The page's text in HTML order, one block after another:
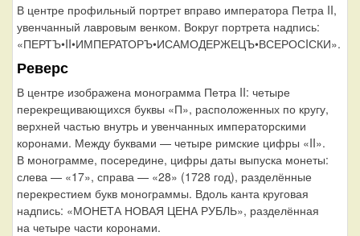
В центре профильный портрет вправо императора Петра II,
увенчанный лавровым венком. Вокруг портрета надпись:
«ПЕРТЪ•II•ИМПЕРАТОРЪ•ИСАМОДЕРЖЕЦЪ•ВСЕРОСIСКИ».
Реверс
В центре изображена монограмма Петра II: четыре
перекрещивающихся буквы «П», расположенных по кругу,
верхней частью внутрь и увенчанных императорскими
коронами. Между буквами — четыре римские цифры «II».
В монограмме, посередине, цифры даты выпуска монеты:
слева — «17», справа — «28» (1728 год), разделённые
перекрестием букв монограммы. Вдоль канта круговая
надпись: «МОНЕТА НОВАЯ ЦЕНА РУБЛЬ», разделённая
на четыре части коронами.